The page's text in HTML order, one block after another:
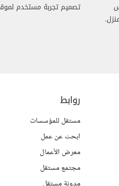
تصميم تجربة مستخدم
روابط
مستقل للمؤسسات
ابحث عن عمل
معرض الأعمال
مجتمع مستقل